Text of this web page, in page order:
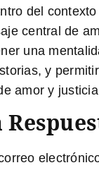
del
central de
una
y
amor y